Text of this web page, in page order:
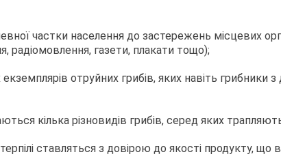
частки населення до застережень місцевих
радіомовлення, газети, плакати тощо);
отруйних грибів, яких навіть грибники
кілька різновидів грибів, серед яких
ставляться з довірою до якості продукту,